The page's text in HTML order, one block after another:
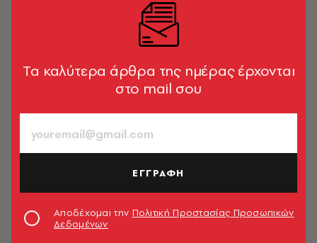
Εμφάνιση φίλτρων
Tα καλύτερα άρθρα της ημέρας έρχονται
στο mail σου
ΕΓΓΡΑΦΗ
Αποδέχομαι την Πολιτική Προστασίας Προσωπικών
Δεδομένων